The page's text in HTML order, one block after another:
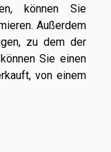
können Sie
Außerdem
zu dem der
Sie einen
von einem